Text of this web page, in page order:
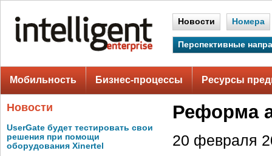
Новости Номера
Перспективные
Мобильность Бизнес-процессы Ресурсы
Новости
UserGate будет тестировать свои
решения при помощи
оборудования Xinertel
Реформа
20 февраля